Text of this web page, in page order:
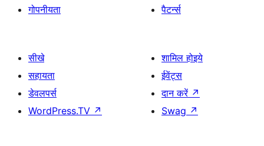
गोपनीयता
पैटर्न्स
सीखे
सहायता
डेवलपर्स
WordPress.TV ↗
शामिल होइये
ईवेंट्स
दान करें ↗
Swag ↗